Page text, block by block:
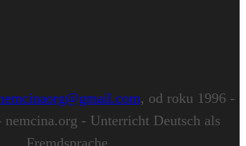
, od roku 1996 -
- Unterricht Deutsch als